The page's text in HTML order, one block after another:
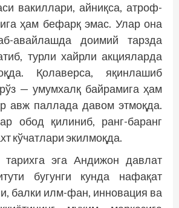
вакиллари, айниқса, атроф-
ҳам бефарқ эмас. Улар она
авайлашда доимий тарзда
турли хайрли акцияларда
Қолаверса, яқинлашиб
— умумхалқ байрамига ҳам
авж паллада давом этмоқда.
обод қилиниб, ранг-баранг
кўчатлари экилмоқда.
эга Андижон давлат
бугунги кунда нафақат
балки илм-фан, инновация ва